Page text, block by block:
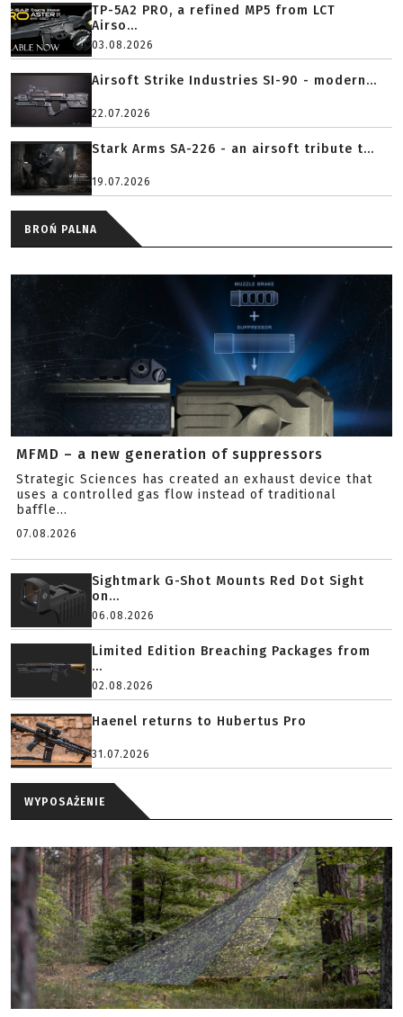
TP-5A2 PRO, a refined MP5 from LCT
Airso...
03.08.2026
Airsoft Strike Industries SI-90 - modern...
22.07.2026
Stark Arms SA-226 - an airsoft tribute t...
19.07.2026
BROŃ PALNA
MFMD – a new generation of suppressors
Strategic Sciences has created an exhaust device that
uses a controlled gas flow instead of traditional
baffle...
07.08.2026
Sightmark G-Shot Mounts Red Dot Sight
on...
06.08.2026
Limited Edition Breaching Packages from
...
02.08.2026
Haenel returns to Hubertus Pro
31.07.2026
WYPOSAŻENIE